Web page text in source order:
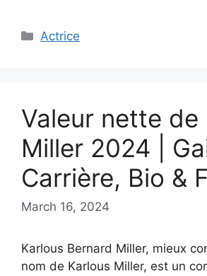
Categories
Actrice
Valeur nette de
Miller 2024 |
Carrière, Bio &
March 16, 2024
Karlous Bernard Miller, mieux
nom de Karlous Miller, est un